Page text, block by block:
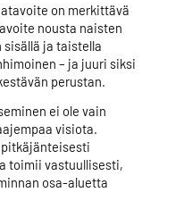
on merkittävä
nousta naisten
sisällä ja taistella
– ja juuri siksi
perustan.
ei ole vain
visiota.
toimii vastuullisesti,
osa-aluetta